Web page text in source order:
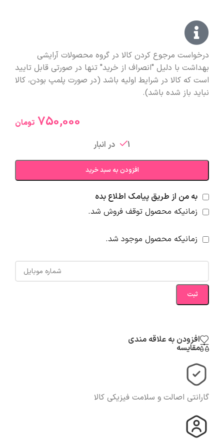
درخواست مرجوع کردن کالا در گروه محصولات آرایشی
بهداشت با دلیل "انصراف از خرید" تنها در صورتی قابل تایید
است که کالا در شرایط اولیه باشد (در صورت پلمپ بودن، کالا
نباید باز شده باشد).
750,000 تومان
1 در انبار
افزودن به سبد خرید
به من از طریق پیامک اطلاع بده
زمانیکه محصول توقف فروش شد.
زمانیکه محصول موجود شد.
ثبت
افزودن به علاقه مندی
مقایسه
گارانتی اصالت و سلامت فیزیکی کالا